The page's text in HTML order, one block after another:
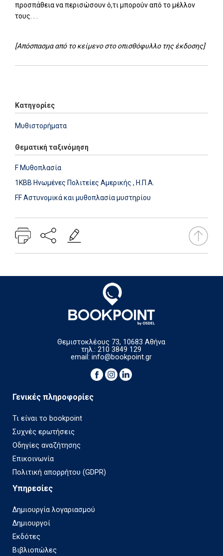
προσπάθεια να περισώσουν ό,τι μπορούν από το μέλλον
τους. . .
[Απόσπασμα από το κείμενο στο οπισθόφυλλο της έκδοσης]
Κατηγορίες
Μυθιστορήματα
Θεματική ταξινόμηση
F Μυθοπλασία
1KBB Ηνωμένες Πολιτείες Αμερικής , Η.Π.Α.
FF Αστυνομικά και μυθοπλασία μυστηρίου
Θεμιστοκλέους 73, 10683 Αθήνα
τηλ.: 210 3849 129
email:info@bookpoint.gr
Γενικές πληροφορίες
Τι είναι το bookpoint
Συχνές ερωτήσεις
Οδηγίες αναζήτησης
Επικοινωνία
Πολιτική απορρήτου (GDPR)
Υπηρεσίες
Δημιουργία λογαριασμού
Δημιουργοί
Εκδότες
Βιβλιοπώλες